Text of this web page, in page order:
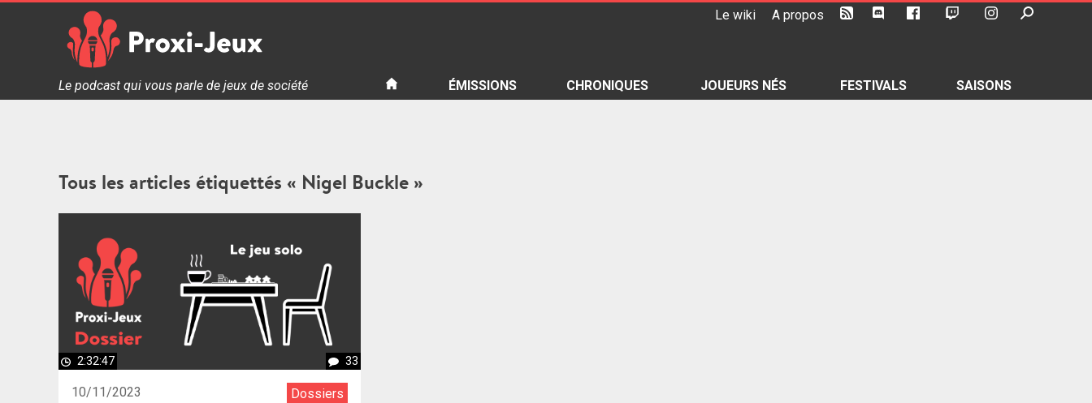
Le wiki A propos
Proxi Jeux - Le podcast qui vous parle de jeux de société
Le podcast qui vous parle de jeux de société ÉMISSIONS CHRONIQUES JOUEURS NÉS FESTIVALS SAISONS
Tous les articles étiquettés « Nigel Buckle »
2:32:47 33
10/11/2023 Dossiers